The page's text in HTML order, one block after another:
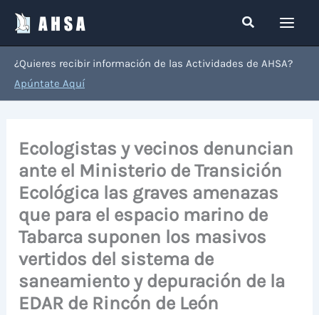
contenido
Buscar
¿Quieres recibir información de las Actividades de AHSA?
Apúntate Aquí
Ecologistas y vecinos denuncian
ante el Ministerio de Transición
Ecológica las graves amenazas
que para el espacio marino de
Tabarca suponen los masivos
vertidos del sistema de
saneamiento y depuración de la
EDAR de Rincón de León